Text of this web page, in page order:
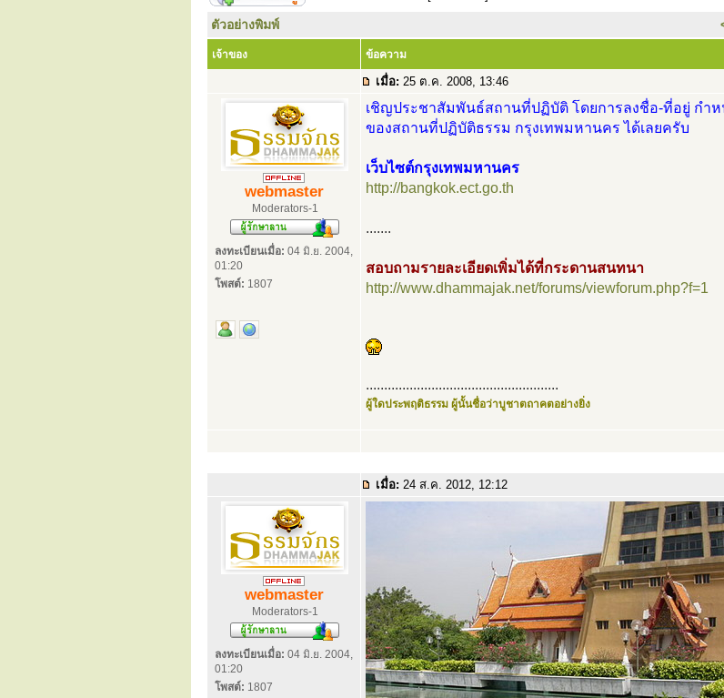
ตัวอย่างพิมพ์
เจ้าของ ข้อความ
เมื่อ: 25 ต.ค. 2008, 13:46
webmaster
Moderators-1
ลงทะเบียนเมื่อ: 04 มิ.ย. 2004,
01:20
โพสต์: 1807
เชิญประชาสัมพันธ์สถานที่ปฏิบัติ โดยการลงชื่อ-ที่อยู่ กำห
ของสถานที่ปฏิบัติธรรม กรุงเทพมหานคร ได้เลยครับ
เว็บไซต์กรุงเทพมหานคร
http://bangkok.ect.go.th
.......
สอบถามรายละเอียดเพิ่มได้ที่กระดานสนทนา
http://www.dhammajak.net/forums/viewforum.php?f=1
.....................................................
ผู้ใดประพฤติธรรม ผู้นั้นชื่อว่าบูชาตถาคตอย่างยิ่ง
เมื่อ: 24 ส.ค. 2012, 12:12
webmaster
Moderators-1
ลงทะเบียนเมื่อ: 04 มิ.ย. 2004,
01:20
โพสต์: 1807